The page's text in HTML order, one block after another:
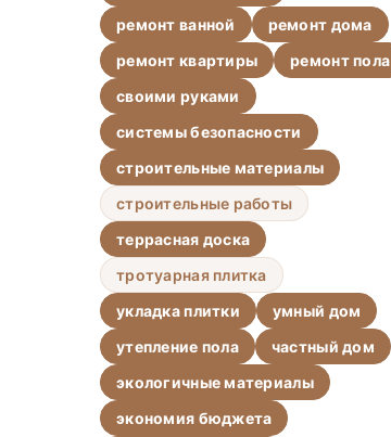
ремонт ванной
ремонт дома
ремонт квартиры
ремонт пола
своими руками
системы безопасности
строительные материалы
строительные работы
террасная доска
тротуарная плитка
укладка плитки
умный дом
утепление пола
частный дом
экологичные материалы
экономия бюджета